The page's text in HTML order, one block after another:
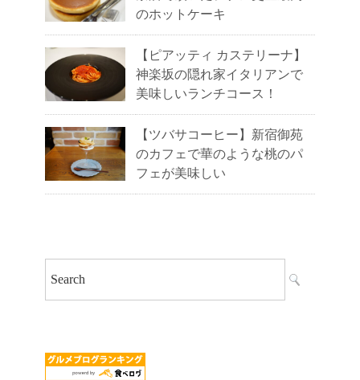
のホットケーキ
【ピアッティ カステリーナ】
神楽坂の隠れ家イタリアンで
美味しいランチコース！
【ツバサコーヒー】新宿御苑
のカフェで華のような桃のパ
フェが美味しい